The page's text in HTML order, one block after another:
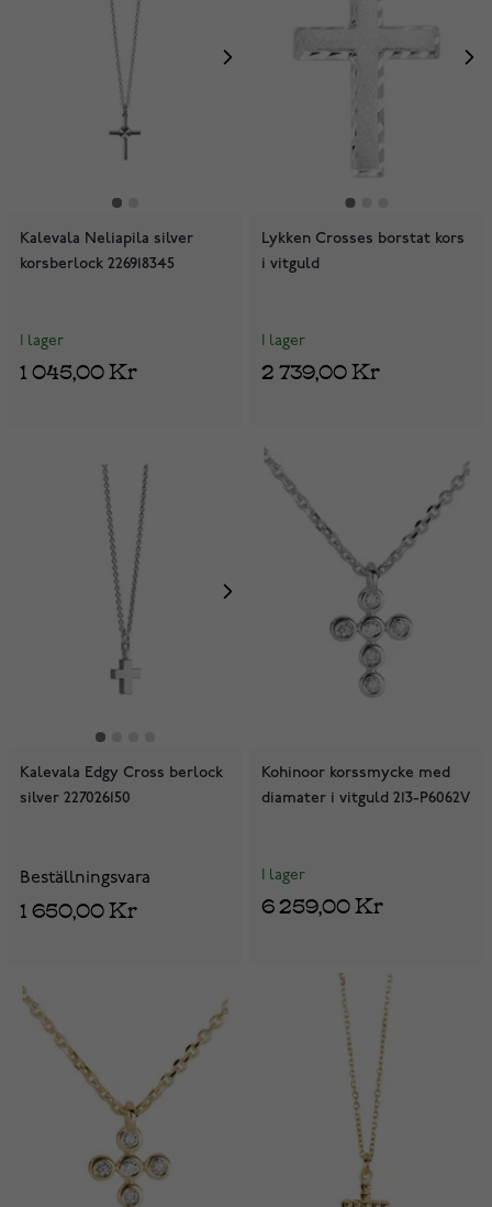
Kalevala Neliapila silver
korsberlock 226918345
I lager
1 045,00 Kr
Lykken Crosses borstat kors
i vitguld
I lager
2 739,00 Kr
Kalevala Edgy Cross berlock
silver 227026150
Beställningsvara
1 650,00 Kr
Kohinoor korssmycke med
diamater i vitguld 213-P6062V
I lager
6 259,00 Kr